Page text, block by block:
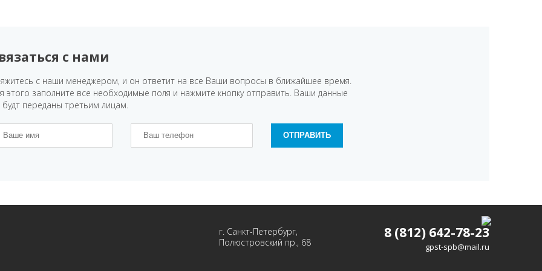
с нами
с наши менеджером, и он ответит на все Ваши вопросы в ближайшее время.
этого заполните все необходимые поля и нажмите кнопку отправить. Ваши данные
будт переданы третьим лицам.
г. Санкт-Петербург,
Полюстровский пр., 68
8 (812) 642-78-23
gpst-spb@mail.ru